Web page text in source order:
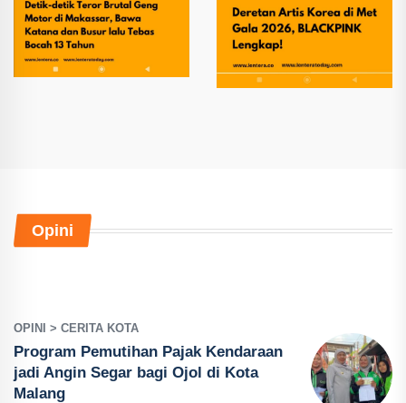
Opini
OPINI > CERITA KOTA
Program Pemutihan Pajak Kendaraan
jadi Angin Segar bagi Ojol di Kota
Malang